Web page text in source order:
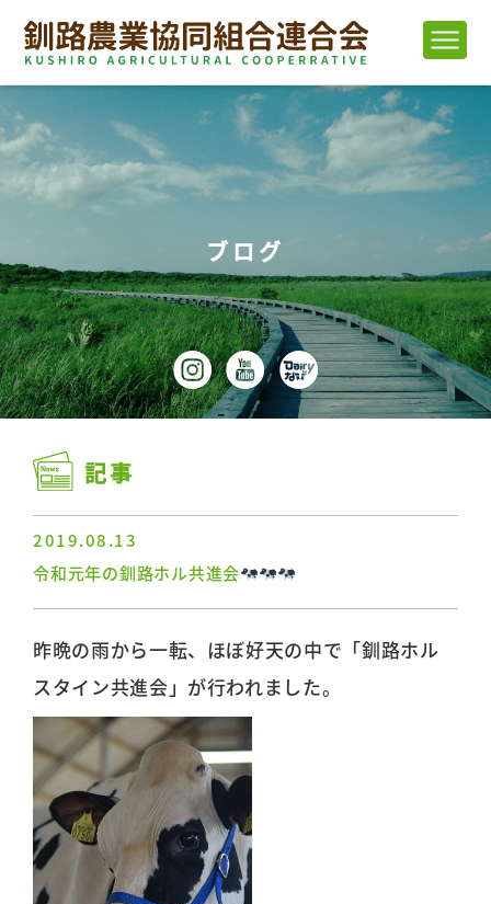
ブログ
記事
2019.08.13
令和元年の釧路ホル共進会
昨晩の雨から一転、ほぼ好天の中で「釧路ホル
スタイン共進会」が行われました。